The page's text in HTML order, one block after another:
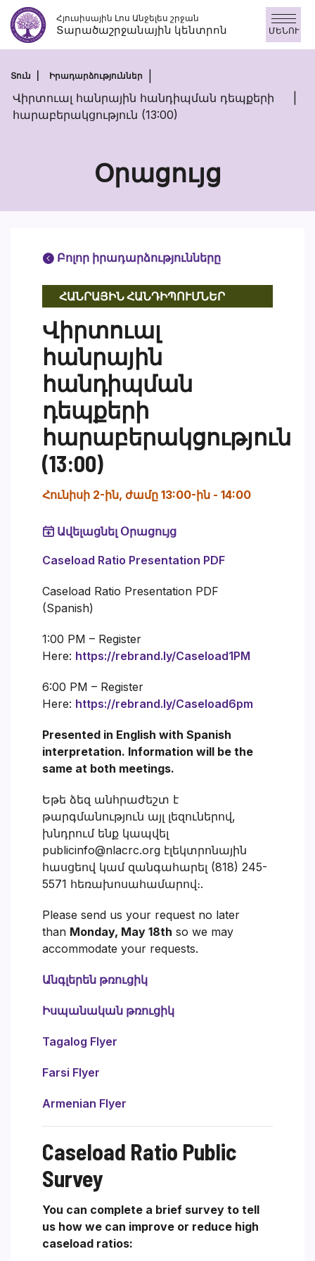
Անցնել
բովանդակությանըՀյուսիսային Լոս Անջելես շրջան
Տարածաշրջանային կենտրոն ՄԵՆՈՒ
Տուն Իրադարձություններ
Վիրտուալ հանրային հանդիպման դեպքերի
հարաբերակցություն (13:00)
Օրացույց
Բոլոր իրադարձությունները
ՀԱՆՐԱՅԻՆ ՀԱՆԴԻՊՈՒՄՆԵՐ
Վիրտուալ
հանրային
հանդիպման
դեպքերի
հարաբերակցություն
(13:00)
Հունիսի 2-ին, ժամը 13:00-ին - 14:00
Ավելացնել Օրացույց
Caseload Ratio Presentation PDF
Caseload Ratio Presentation PDF
(Spanish)
1:00 PM – Register
Here: https://rebrand.ly/Caseload1PM
6:00 PM – Register
Here: https://rebrand.ly/Caseload6pm
Presented in English with Spanish
interpretation. Information will be the
same at both meetings.
Եթե ձեզ անհրաժեշտ է
թարգմանություն այլ լեզուներով,
խնդրում ենք կապվել
publicinfo@nlacrc.org էլեկտրոնային
հասցեով կամ զանգահարել (818) 245-
5571 հեռախոսահամարով։.
Please send us your request no later
than Monday, May 18th so we may
accommodate your requests.
Անգլերեն թռուցիկ
Իսպանական թռուցիկ
Tagalog Flyer
Farsi Flyer
Armenian Flyer
Caseload Ratio Public
Survey
You can complete a brief survey to tell
us how we can improve or reduce high
caseload ratios: